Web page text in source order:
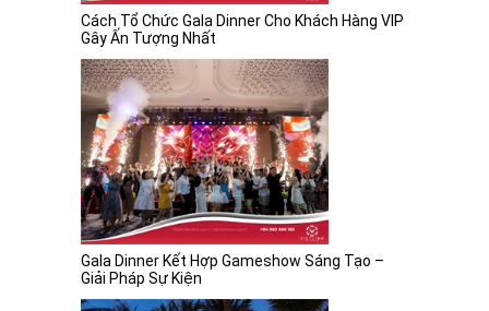
Cách Tổ Chức Gala Dinner Cho Khách Hàng VIP
Gây Ấn Tượng Nhất
Gala Dinner Kết Hợp Gameshow Sáng Tạo –
Giải Pháp Sự Kiện